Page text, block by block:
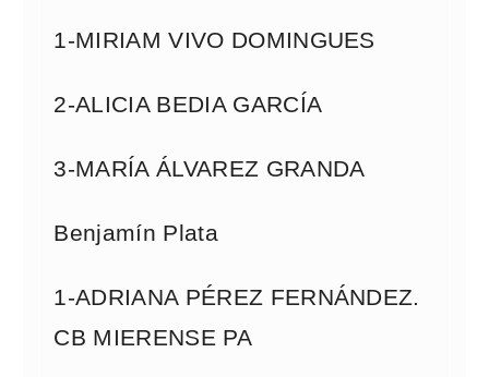
1-MIRIAM VIVO DOMINGUES
2-ALICIA BEDIA GARCÍA
3-MARÍA ÁLVAREZ GRANDA
Benjamín Plata
1-ADRIANA PÉREZ FERNÁNDEZ.
CB MIERENSE PA